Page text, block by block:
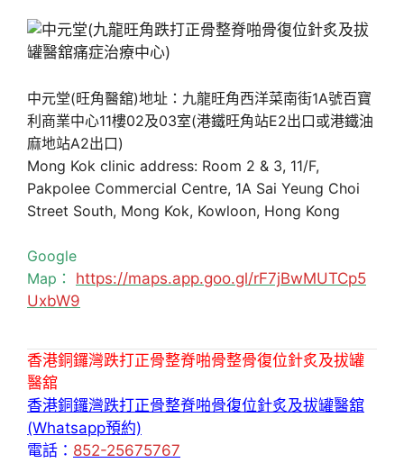
中元堂(旺角醫舘)地址：九龍旺角西洋菜南街1A號百寶
利商業中心11樓02及03室(港鐵旺角站E2出口或港鐵油
麻地站A2出口)
Mong Kok clinic address: Room 2 & 3, 11/F,
Pakpolee Commercial Centre, 1A Sai Yeung Choi
Street South, Mong Kok, Kowloon, Hong Kong
Google
Map： https://maps.app.goo.gl/rF7jBwMUTCp5
UxbW9
香港銅鑼灣跌打正骨整脊啪骨整骨復位針炙及拔罐
醫舘
香港銅鑼灣跌打正骨整脊啪骨復位針炙及拔罐醫舘
(Whatsapp預約)
電話： 852-25675767